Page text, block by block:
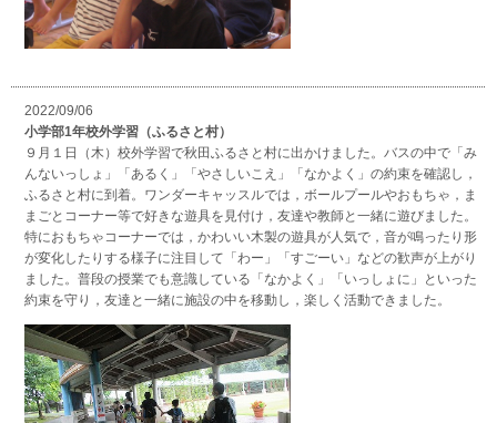
2022/09/06
小学部1年校外学習（ふるさと村）
９月１日（木）校外学習で秋田ふるさと村に出かけました。バスの中で「み
んないっしょ」「あるく」「やさしいこえ」「なかよく」の約束を確認し，
ふるさと村に到着。ワンダーキャッスルでは，ボールプールやおもちゃ，ま
まごとコーナー等で好きな遊具を見付け，友達や教師と一緒に遊びました。
特におもちゃコーナーでは，かわいい木製の遊具が人気で，音が鳴ったり形
が変化したりする様子に注目して「わー」「すごーい」などの歓声が上がり
ました。普段の授業でも意識している「なかよく」「いっしょに」といった
約束を守り，友達と一緒に施設の中を移動し，楽しく活動できました。